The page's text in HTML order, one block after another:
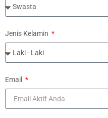
Jenis Kelamin
Email